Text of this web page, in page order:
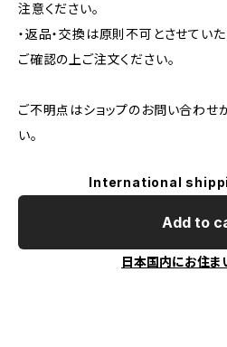
注意ください。
・返品・交換は原則不可とさせてい
ご確認の上ご注文ください。
ご不明点はショップのお問い合わせ
い。
International
Add to
日本国内にお住ま